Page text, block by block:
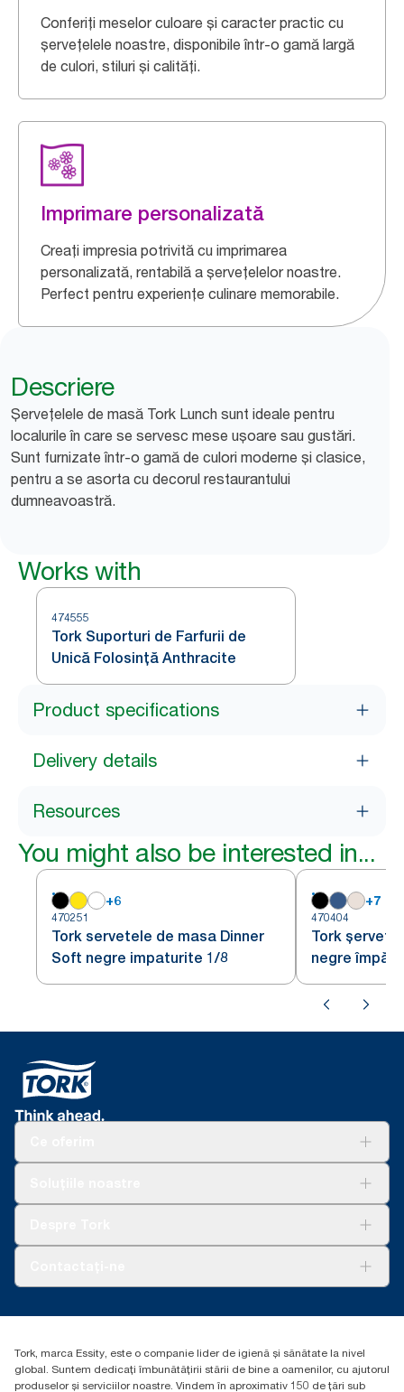
Conferiți meselor culoare și caracter practic cu
șervețelele noastre, disponibile într-o gamă largă
de culori, stiluri și calități.
Imprimare personalizată
Creați impresia potrivită cu imprimarea
personalizată, rentabilă a șervețelelor noastre.
Perfect pentru experiențe culinare memorabile.
Descriere
Șervețelele de masă Tork Lunch sunt ideale pentru
localurile în care se servesc mese ușoare sau gustări.
Sunt furnizate într-o gamă de culori moderne și clasice,
pentru a se asorta cu decorul restaurantului
dumneavoastră.
Works with
474555
Tork Suporturi de Farfurii de
Unică Folosință Anthracite
Product specifications
Delivery details
Resources
You might also be interested in...
+6
470251
Tork servetele de masa Dinner
Soft negre impaturite 1/8
+7
470404
Tork
negre
Essity Hungary Kft. Professional Hygiene
Budakeszi út 51.
Tork, marca Essity, este o companie lider de igienă și sănătate la nivel
global. Suntem dedicați îmbunătățirii stării de bine a oamenilor, cu ajutorul
produselor și serviciilor noastre. Vindem în aproximativ 150 de țări sub